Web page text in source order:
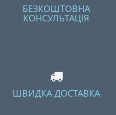
БЕЗКОШТОВНА
КОНСУЛЬТАЦІЯ
ШВИДКА ДОСТАВКА